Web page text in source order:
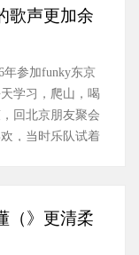
歌声更加余
年参加funky东京
学习，爬山，喝
回北京朋友聚会
，当时乐队试着
（》更清柔